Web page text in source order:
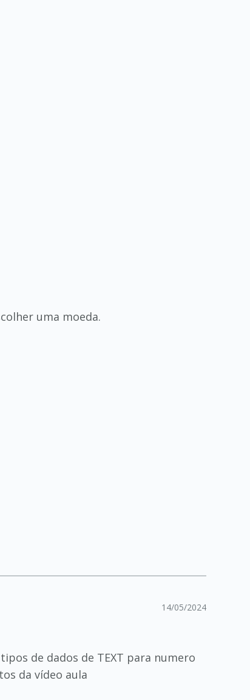
uma moeda.
14/05/2024
de dados de TEXT para numero
da vídeo aula